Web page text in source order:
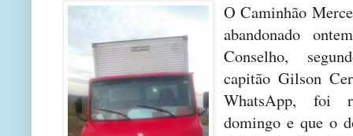
O Caminhão
abandonado
Conselho,
capitão Gilson
WhatsApp, foi
domingo e que o